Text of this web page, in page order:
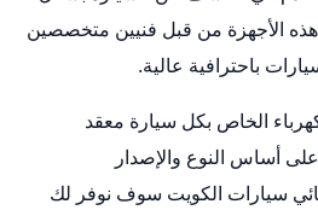
هذه الأجهزة من قبل فنيين متخصصين
باحترافية عالية.
الخاص بكل سيارة معقد
أساس النوع والإصدار
سيارات الكويت سوف نوفر لك